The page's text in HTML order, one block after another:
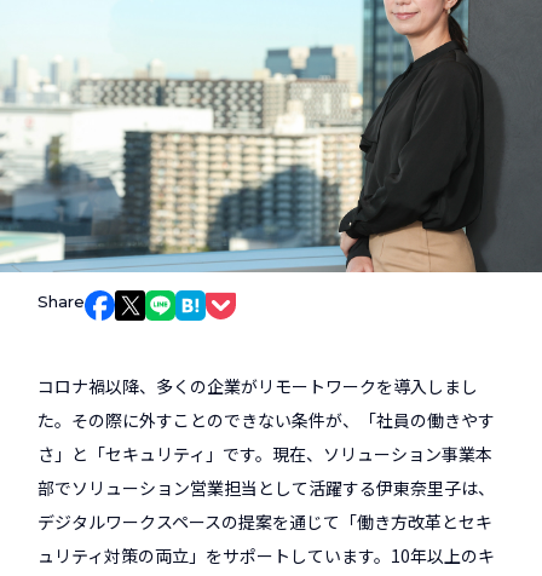
Share Facebookでシェア
Xでシェア
LINEでシェア
はてなブックマークでシェア
コロナ禍以降、多くの企業がリモートワークを導入しまし
た。その際に外すことのできない条件が、「社員の働きやす
さ」と「セキュリティ」です。現在、ソリューション事業本
部でソリューション営業担当として活躍する伊東奈里子は、
デジタルワークスペースの提案を通じて「働き方改革とセキ
ュリティ対策の両立」をサポートしています。10年以上のキ